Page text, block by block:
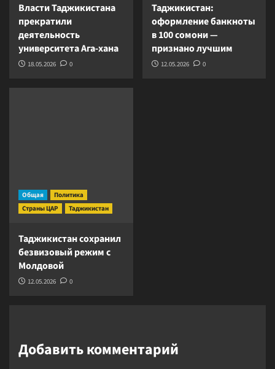
Власти Таджикистана
прекратили
деятельность
университета Ага-хана
18.05.2026 0
Таджикистан:
оформление банкноты
в 100 сомони —
признано лучшим
12.05.2026 0
Общая
Политика
Страны ЦАР
Таджикистан
Таджикистан сохранил
безвизовый режим с
Молдовой
12.05.2026 0
Добавить комментарий